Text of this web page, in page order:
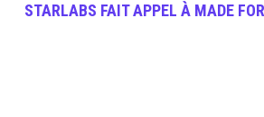
STARLABS FAIT APPEL À MADE